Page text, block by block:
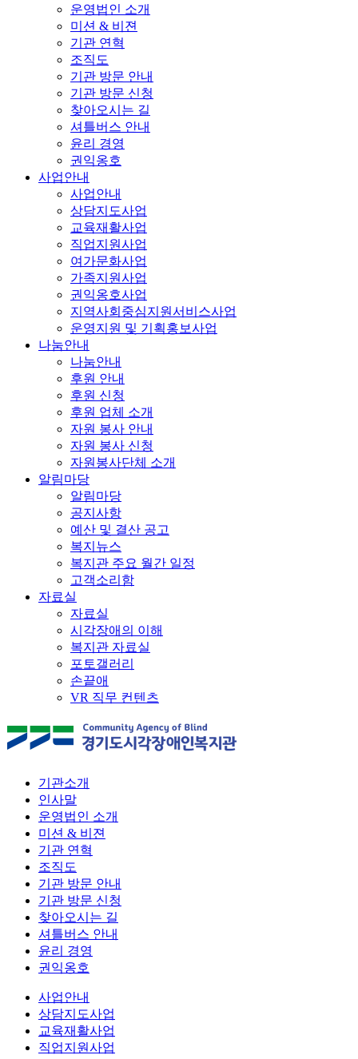
운영법인 소개
미션 & 비젼
기관 연혁
조직도
기관 방문 안내
기관 방문 신청
찾아오시는 길
셔틀버스 안내
윤리 경영
권익옹호
사업안내
사업안내
상담지도사업
교육재활사업
직업지원사업
여가문화사업
가족지원사업
권익옹호사업
지역사회중심지원서비스사업
운영지원 및 기획홍보사업
나눔안내
나눔안내
후원 안내
후원 신청
후원 업체 소개
자원 봉사 안내
자원 봉사 신청
자원봉사단체 소개
알림마당
알림마당
공지사항
예산 및 결산 공고
복지뉴스
복지관 주요 월간 일정
고객소리함
자료실
자료실
시각장애의 이해
복지관 자료실
포토갤러리
손끝애
VR 직무 컨텐츠
기관소개
인사말
운영법인 소개
미션 & 비젼
기관 연혁
조직도
기관 방문 안내
기관 방문 신청
찾아오시는 길
셔틀버스 안내
윤리 경영
권익옹호
사업안내
상담지도사업
교육재활사업
직업지원사업